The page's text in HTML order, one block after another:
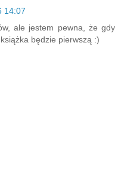
14:07
ale jestem pewna, że gdy
będzie pierwszą :)